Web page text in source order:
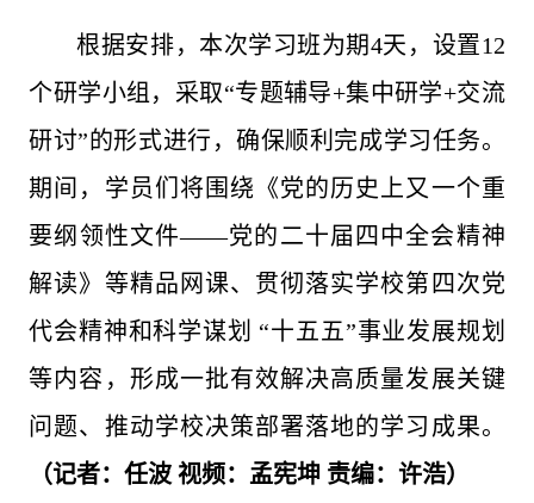
根据安排，本次学习班为期4天，设置12
个研学小组，采取“专题辅导+集中研学+交流
研讨”的形式进行，确保顺利完成学习任务。
期间，学员们将围绕《党的历史上又一个重
要纲领性文件——党的二十届四中全会精神
解读》等精品网课、贯彻落实学校第四次党
代会精神和科学谋划 “十五五”事业发展规划
等内容，形成一批有效解决高质量发展关键
问题、推动学校决策部署落地的学习成果。
（记者：任波 视频：孟宪坤 责编：许浩）